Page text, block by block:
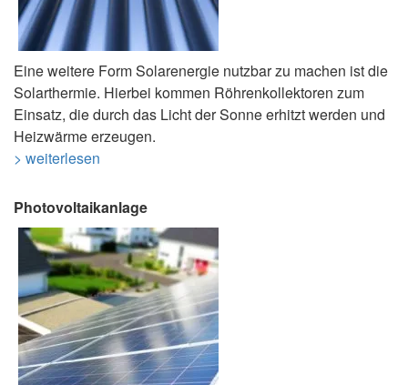
Eine weitere Form Solarenergie nutzbar zu machen ist die
Solarthermie. Hierbei kommen Röhrenkollektoren zum
Einsatz, die durch das Licht der Sonne erhitzt werden und
Heizwärme erzeugen.
> weiterlesen
Photovoltaikanlage